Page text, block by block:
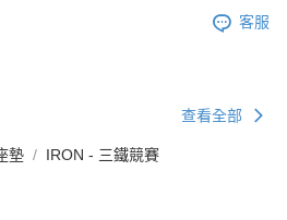
客服
查看全部
墊 IRON - 三鐵競賽